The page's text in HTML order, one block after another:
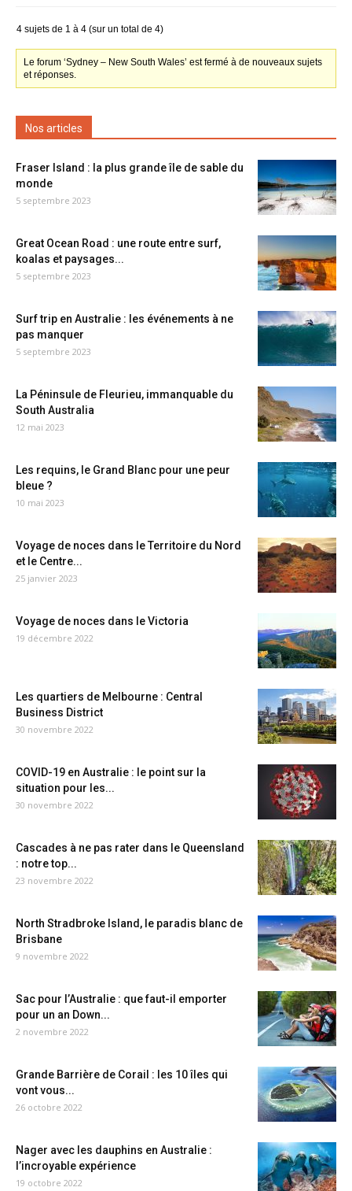
4 sujets de 1 à 4 (sur un total de 4)
Le forum ‘Sydney – New South Wales’ est fermé à de nouveaux sujets
et réponses.
Nos articles
Fraser Island : la plus grande île de sable du
monde
5 septembre 2023
Great Ocean Road : une route entre surf,
koalas et paysages...
5 septembre 2023
Surf trip en Australie : les événements à ne
pas manquer
5 septembre 2023
La Péninsule de Fleurieu, immanquable du
South Australia
12 mai 2023
Les requins, le Grand Blanc pour une peur
bleue ?
10 mai 2023
Voyage de noces dans le Territoire du Nord
et le Centre...
25 janvier 2023
Voyage de noces dans le Victoria
19 décembre 2022
Les quartiers de Melbourne : Central
Business District
30 novembre 2022
COVID-19 en Australie : le point sur la
situation pour les...
30 novembre 2022
Cascades à ne pas rater dans le Queensland
: notre top...
23 novembre 2022
North Stradbroke Island, le paradis blanc de
Brisbane
9 novembre 2022
Sac pour l’Australie : que faut-il emporter
pour un an Down...
2 novembre 2022
Grande Barrière de Corail : les 10 îles qui
vont vous...
26 octobre 2022
Nager avec les dauphins en Australie :
l’incroyable expérience
19 octobre 2022